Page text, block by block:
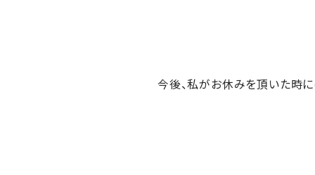
今後、私がお休みを頂いた時